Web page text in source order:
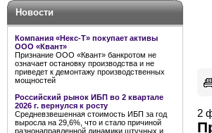
Новости
Компания «Некс-Т» покупает активы
ООО «Квант»
Признание ООО «Квант» банкротом не
означает остановку производства и не
приведет к демонтажу производственных
мощностей
Российский рынок ИБП во 2 квартале
2026 г. вернулся к росту
Средневзвешенная стоимость ИБП за год
выросла на 29,6%, что и стало причиной
разнонаправленной динамики штучных и
2